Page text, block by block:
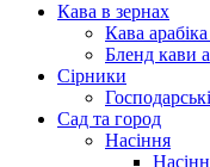
Кава в зернах
Кава
Бленд кави
Сірники
Сад та город
Насіння